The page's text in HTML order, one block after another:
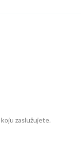
zaslužujete.